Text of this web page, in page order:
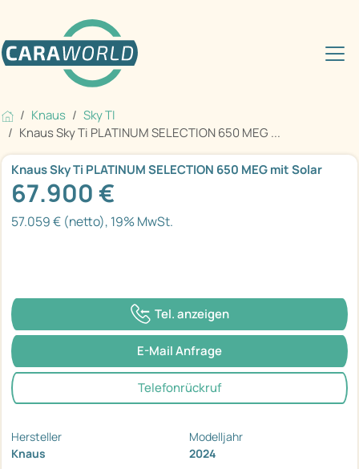
Knaus
Sky TI
Knaus Sky Ti PLATINUM SELECTION 650 MEG ...
Knaus Sky Ti PLATINUM SELECTION 650 MEG mit Solar
67.900 €
57.059 € (netto), 19% MwSt.
Tel. anzeigen
E-Mail Anfrage
Telefonrückruf
Hersteller
Knaus
Modelljahr
2024